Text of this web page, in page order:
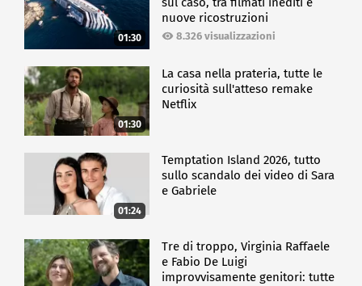
01:30
nuove ricostruzioni
8.326 visualizzazioni
01:30
La casa nella prateria, tutte le
curiosità sull'atteso remake
Netflix
01:24
Temptation Island 2026, tutto
sullo scandalo dei video di Sara
e Gabriele
Tre di troppo, Virginia Raffaele
e Fabio De Luigi
improvvisamente genitori: tutte